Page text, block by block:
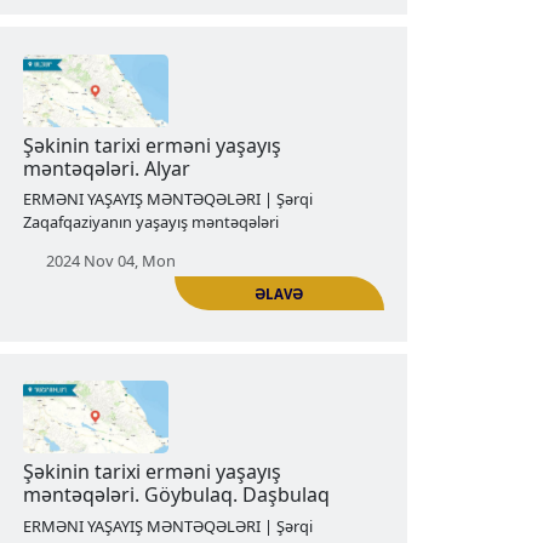
Vartaşen erməni tarixi yaşayış
məntəqələri. Hakobi Şen (Yaqublu)
Zaqafqaziyanın yaşayış məntəqələri